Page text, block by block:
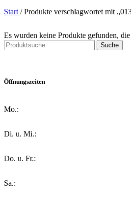
Start / Produkte verschlagwortet mit
Es wurden keine Produkte gefunden,
Suche
Öffnungszeiten
Mo.:
Di. u. Mi.:
Do. u. Fr.:
Sa.: